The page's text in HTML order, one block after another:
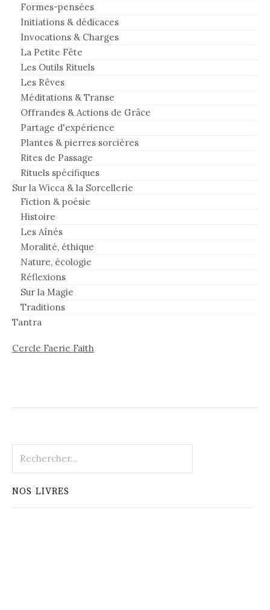
Formes-pensées
Initiations & dédicaces
Invocations & Charges
La Petite Fête
Les Outils Rituels
Les Rêves
Méditations & Transe
Offrandes & Actions de Grâce
Partage d'expérience
Plantes & pierres sorcières
Rites de Passage
Rituels spécifiques
Sur la Wicca & la Sorcellerie
Fiction & poésie
Histoire
Les Aînés
Moralité, éthique
Nature, écologie
Réflexions
Sur la Magie
Traditions
Tantra
Cercle Faerie Faith
NOS LIVRES